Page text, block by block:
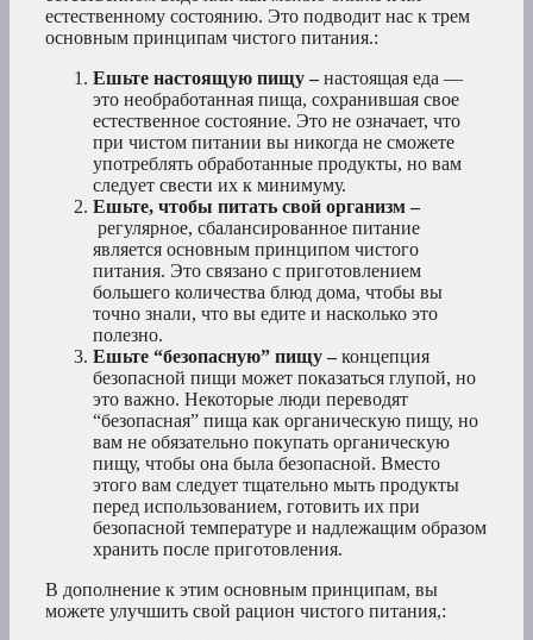
естественному состоянию. Это подводит нас к трем
основным принципам чистого питания.:
Ешьте настоящую пищу –настоящая еда —
это необработанная пища, сохранившая свое
естественное состояние. Это не означает, что
при чистом питании вы никогда не сможете
употреблять обработанные продукты, но вам
следует свести их к минимуму.
Ешьте, чтобы питать свой организм –
регулярное, сбалансированное питание
является основным принципом чистого
питания. Это связано с приготовлением
большего количества блюд дома, чтобы вы
точно знали, что вы едите и насколько это
полезно.
Ешьте “безопасную” пищу –концепция
безопасной пищи может показаться глупой, но
это важно. Некоторые люди переводят
“безопасная” пища как органическую пищу, но
вам не обязательно покупать органическую
пищу, чтобы она была безопасной. Вместо
этого вам следует тщательно мыть продукты
перед использованием, готовить их при
безопасной температуре и надлежащим образом
хранить после приготовления.
В дополнение к этим основным принципам, вы
можете улучшить свой рацион чистого питания,: